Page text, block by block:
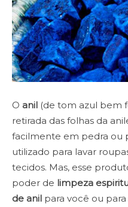
O anil (de tom azul bem
retirada das folhas da
facilmente em pedra ou
utilizado para lavar
tecidos. Mas, esse
poder de limpeza
de anil para você ou